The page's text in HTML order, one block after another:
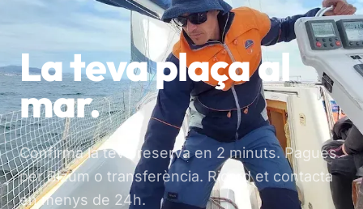
La teva plaça al
mar.
Confirma la teva reserva en 2 minuts. Pagues
per Bizum o transferència. Ricard et contacta
en menys de 24h.